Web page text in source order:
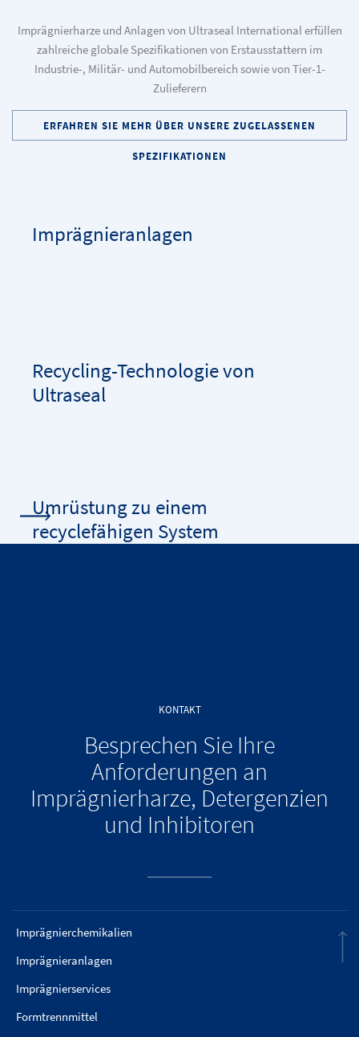
Imprägnierharze und Anlagen von Ultraseal International erfüllen
zahlreiche globale Spezifikationen von Erstausstattern im
Industrie-, Militär- und Automobilbereich sowie von Tier-1-
Zulieferern
ERFAHREN SIE MEHR ÜBER UNSERE ZUGELASSENEN
SPEZIFIKATIONEN
Imprägnieranlagen
Recycling-Technologie von
Ultraseal
Umrüstung zu einem
recyclefähigen System
KONTAKT
Besprechen Sie Ihre
Anforderungen an
Imprägnierharze, Detergenzien
und Inhibitoren
Imprägnierchemikalien
Imprägnieranlagen
Imprägnierservices
Formtrennmittel